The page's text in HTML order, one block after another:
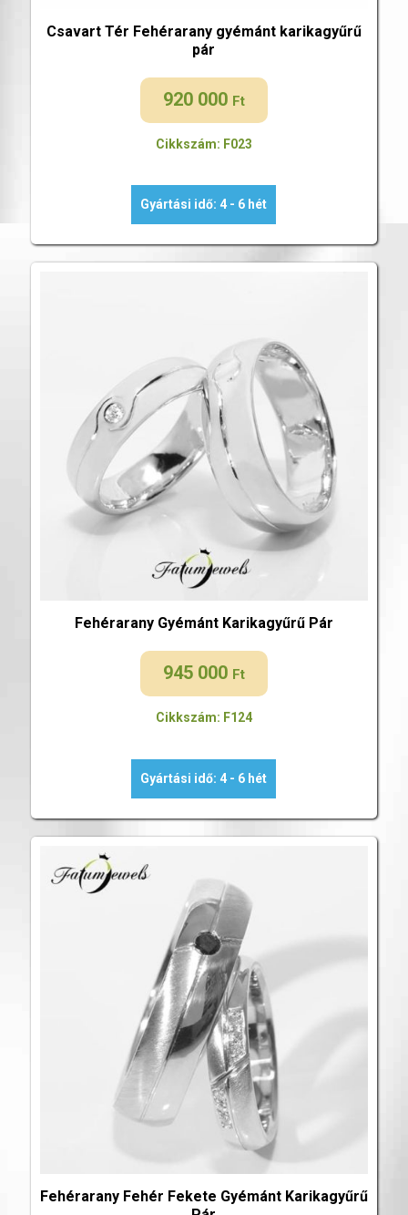
Csavart Tér Fehérarany gyémánt karikagyűrű
pár
920 000 Ft
Cikkszám: F023
Gyártási idő: 4 - 6 hét
Fehérarany Gyémánt Karikagyűrű Pár
945 000 Ft
Cikkszám: F124
Gyártási idő: 4 - 6 hét
Fehérarany Fehér Fekete Gyémánt Karikagyűrű